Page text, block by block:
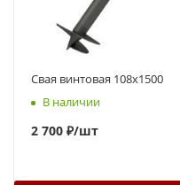
Свая винтовая 108x1500
В наличии
2 700 ₽/шт